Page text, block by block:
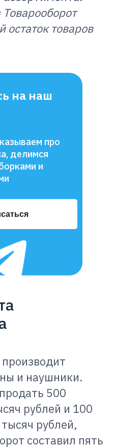
товаров
на наш
про
делимся
и
и наушники.
500
рублей и 100
рублей,
составил пять